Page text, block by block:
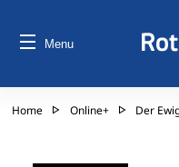
Menu
Home Online+ Der